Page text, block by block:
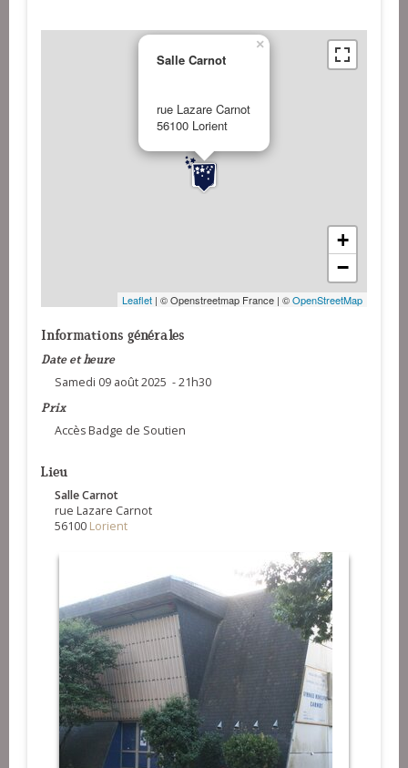
Salle Carnot
rue Lazare Carnot
56100 Lorient
×
+
−
Leaflet | © Openstreetmap France | ©OpenStreetMap
Informations générales
Date et heure
Samedi 09 août 2025 - 21h30
Prix
Accès Badge de Soutien
Lieu
Salle Carnot
rue Lazare Carnot
56100 Lorient